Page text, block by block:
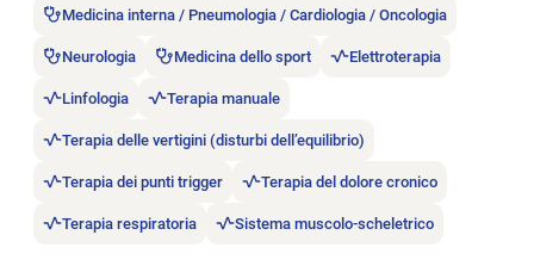
Medicina interna / Pneumologia / Cardiologia / Oncologia
Neurologia Medicina dello sport Elettroterapia
Linfologia Terapia manuale
Terapia delle vertigini (disturbi dell’equilibrio)
Terapia dei punti trigger Terapia del dolore cronico
Terapia respiratoria Sistema muscolo-scheletrico